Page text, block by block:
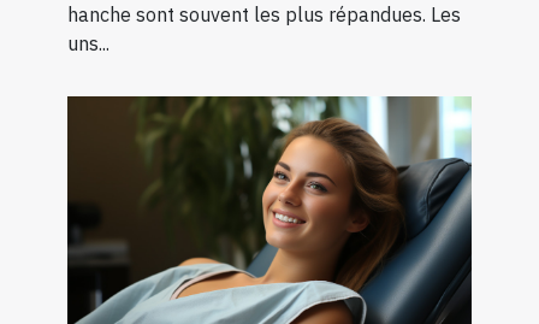
hanche sont souvent les plus répandues. Les
uns...